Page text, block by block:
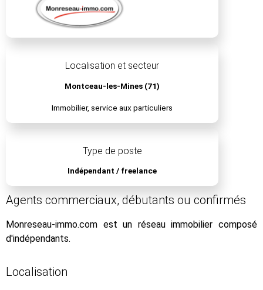
Localisation et secteur
Montceau-les-Mines (71)
Immobilier, service aux particuliers
Type de poste
Indépendant / freelance
Agents commerciaux, débutants ou confirmés
Monreseau-immo.com est un réseau immobilier composé
d'indépendants.
Localisation